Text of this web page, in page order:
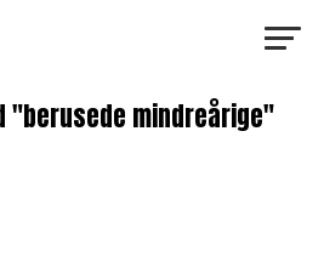
"berusede mindreårige"